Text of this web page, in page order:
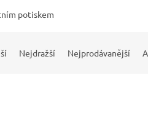
potiskem
Nejdražší Nejprodávanější